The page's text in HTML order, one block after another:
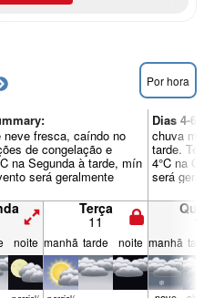
Por hora
neve fresca, caíndo no
de congelação e
na Segunda à tarde, mín
será geralmente
Dias 4-6
chuva
tarde.
4°C na
será
Terça
11
noite manhã tarde noite manhã